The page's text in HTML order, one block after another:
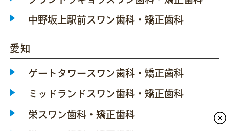
中野坂上駅前スワン歯科・矯正歯科
愛知
ゲートタワースワン歯科・矯正歯科
ミッドランドスワン歯科・矯正歯科
栄スワン歯科・矯正歯科